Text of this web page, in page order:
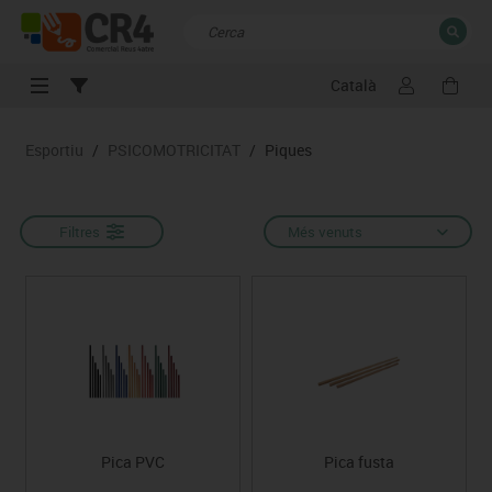
Català
Resultats de la recerca TANCAR
Esportiu / PSICOMOTRICITAT / Piques
Filtres Més venuts
Pica PVC Pica fusta